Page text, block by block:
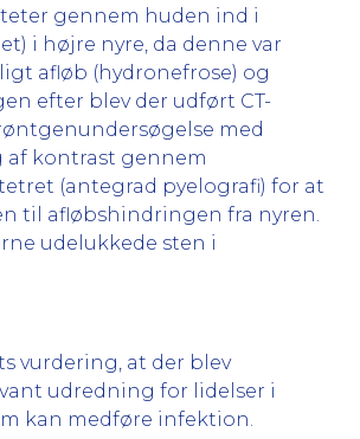
gennem huden ind i
i højre nyre, da denne var
afløb (hydronefrose) og
efter blev der udført CT-
med
kontrast gennem
(antegrad pyelografi) for at
til afløbshindringen fra nyren.
udelukkede sten i
vurdering, at der blev
udredning for lidelser i
kan medføre infektion.